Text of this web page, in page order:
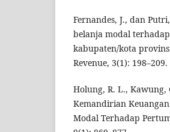
Fernandes, J., dan
belanja modal
kabupaten/kota
Revenue, 3(1): 198–209.
Holung, R. L., Kawung,
Kemandirian
Modal Terhadap